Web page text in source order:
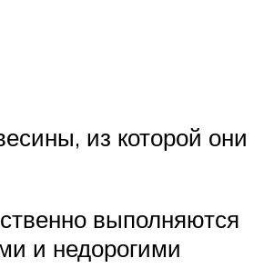
из которой они
выполняются
и недорогими